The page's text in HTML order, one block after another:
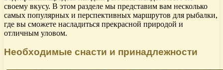
своему вкусу. В этом разделе мы представим вам несколько
самых популярных и перспективных маршрутов для рыбалки,
где вы сможете насладиться прекрасной природой и
отличным уловом.
Необходимые снасти и принадлежности